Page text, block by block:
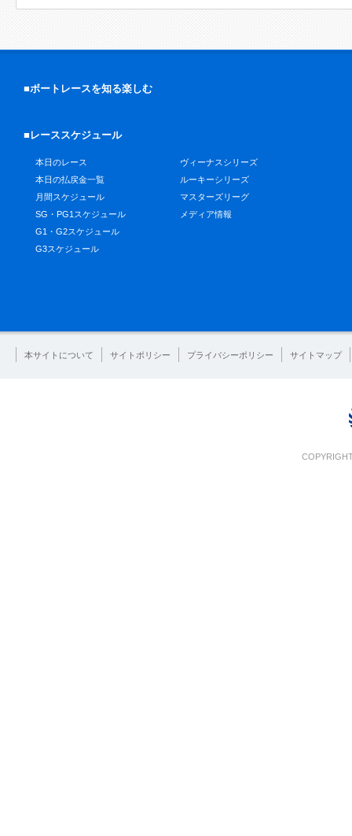
■ボートレースを知る楽しむ
■レーススケジュール
本日のレース
本日の払戻金一覧
月間スケジュール
SG・PG1スケジュール
G1・G2スケジュール
G3スケジュール
ヴィーナスシリーズ
ルーキーシリーズ
マスターズリーグ
メディア情報
本サイトについて サイトポリシー プライバシーポリシー サイトマップ